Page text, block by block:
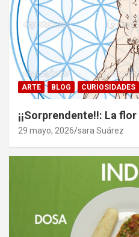
ARTE BLOG CURIOSIDADES
¡¡Sorprendente!!: La
29 mayo, 2026 sara Suárez